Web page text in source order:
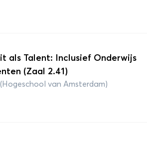
als Talent: Inclusief Onderwijs
(Zaal 2.41)
van Amsterdam)